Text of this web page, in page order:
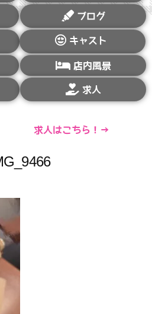
ブログ
キャスト
店内風景
求人
求人はこちら！→